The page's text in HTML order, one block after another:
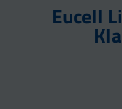
Eucell